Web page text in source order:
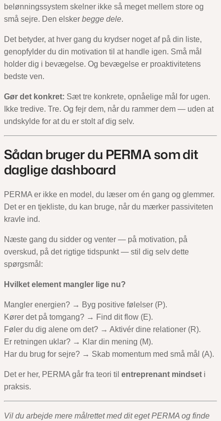
belønningssystem skelner ikke så meget mellem store og
små sejre. Den elsker begge dele.
Det betyder, at hver gang du krydser noget af på din liste,
genopfylder du din motivation til at handle igen. Små mål
holder dig i bevægelse. Og bevægelse er proaktivitetens
bedste ven.
Gør det konkret: Sæt tre konkrete, opnåelige mål for ugen.
Ikke tredive. Tre. Og fejr dem, når du rammer dem — uden at
undskylde for at du er stolt af dig selv.
Sådan bruger du PERMA som dit
daglige dashboard
PERMA er ikke en model, du læser om én gang og glemmer.
Det er en tjekliste, du kan bruge, når du mærker passiviteten
kravle ind.
Næste gang du sidder og venter — på motivation, på
overskud, på det rigtige tidspunkt — stil dig selv dette
spørgsmål:
Hvilket element mangler lige nu?
Mangler energien? → Byg positive følelser (P).
Kører det på tomgang? → Find dit flow (E).
Føler du dig alene om det? → Aktivér dine relationer (R).
Er retningen uklar? → Klar din mening (M).
Har du brug for sejre? → Skab momentum med små mål (A).
Det er her, PERMA går fra teori til entreprenant mindset i
praksis.
Vil du arbejde mere målrettet med dit eget PERMA og finde